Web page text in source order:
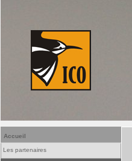
Accueil
Les partenaires